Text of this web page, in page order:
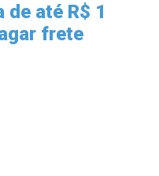
de até R$ 1
frete